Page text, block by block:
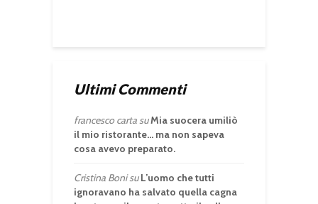
Ultimi Commenti
francesco cartasuMia suocera umiliò
il mio ristorante… ma non sapeva
cosa avevo preparato.
Cristina BonisuL’uomo che tutti
ignoravano ha salvato quella cagna